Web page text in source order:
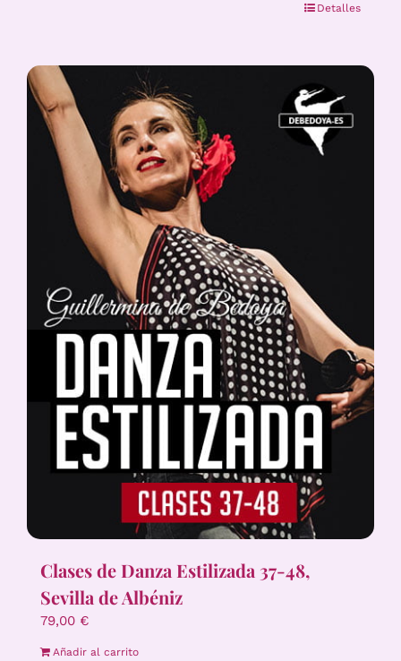
Detalles
Clases de Danza Estilizada 37-48,
Sevilla de Albéniz
79,00 €
Añadir al carrito